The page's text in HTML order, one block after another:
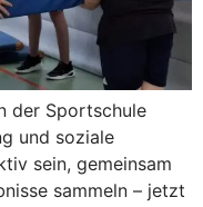
der Sportschule
und soziale
sein, gemeinsam
sammeln – jetzt